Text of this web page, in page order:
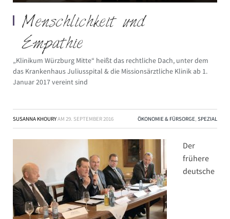
Menschlichkeit und
Empathie
„Klinikum Würzburg Mitte“ heißt das rechtliche Dach, unter dem
das Krankenhaus Juliusspital & die Missionsärztliche Klinik ab 1.
Januar 2017 vereint sind
SUSANNA KHOURYAM 29. SEPTEMBER 2016 ÖKONOMIE & FÜRSORGE, SPEZIAL
Der
frühere
deutsche